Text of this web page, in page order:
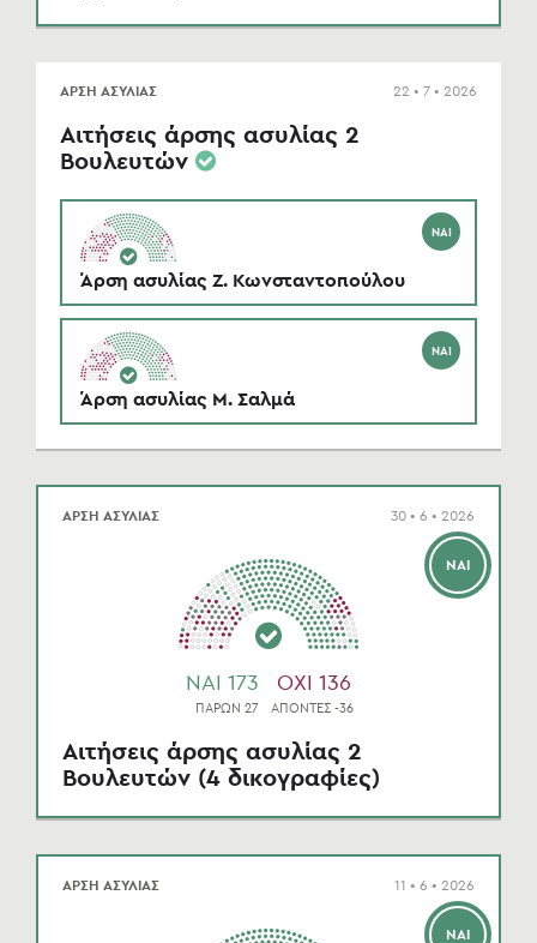
ΑΡΣΗ ΑΣΥΛΙΑΣ 22 • 7 • 2026
Αιτήσεις άρσης ασυλίας 2
Βουλευτών
ΝΑΙ
Άρση ασυλίας Ζ. Κωνσταντοπούλου
ΝΑΙ
Άρση ασυλίας Μ. Σαλμά
ΝΑΙ
ΑΡΣΗ ΑΣΥΛΙΑΣ 30 • 6 • 2026
NAI 173 OXI 136
ΠΑΡΩΝ 27 ΑΠΟΝΤΕΣ -36
Αιτήσεις άρσης ασυλίας 2
Βουλευτών (4 δικογραφίες)
ΝΑΙ
ΑΡΣΗ ΑΣΥΛΙΑΣ 11 • 6 • 2026